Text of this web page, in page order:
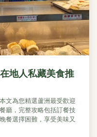
地人私藏美食推
文為您精選蘆洲最受歡迎
廳，完整攻略包括訂餐技
餐選擇困難，享受美味又